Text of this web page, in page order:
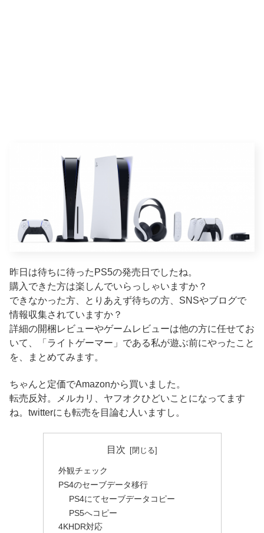
昨日は待ちに待ったPS5の発売日でしたね。
購入できた方は楽しんでいらっしゃいますか？
できなかった方、とりあえず待ちの方、SNSやブログで
情報収集されていますか？
詳細の開梱レビューやゲームレビューは他の方に任せてお
いて、「ライトゲーマー」である私が遊ぶ前にやったこと
を、まとめてみます。
ちゃんと定価でAmazonから買いました。
転売反対。メルカリ、ヤフオクひどいことになってます
ね。twitterにも転売を目論む人いますし。
目次
外観チェック
PS4のセーブデータ移行
PS4にてセーブデータコピー
PS5へコピー
4KHDR対応